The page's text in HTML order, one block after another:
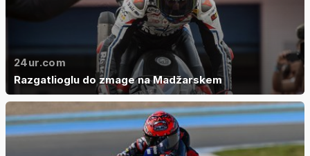
24ur.com
Razgatlioglu do zmage na Madžarskem